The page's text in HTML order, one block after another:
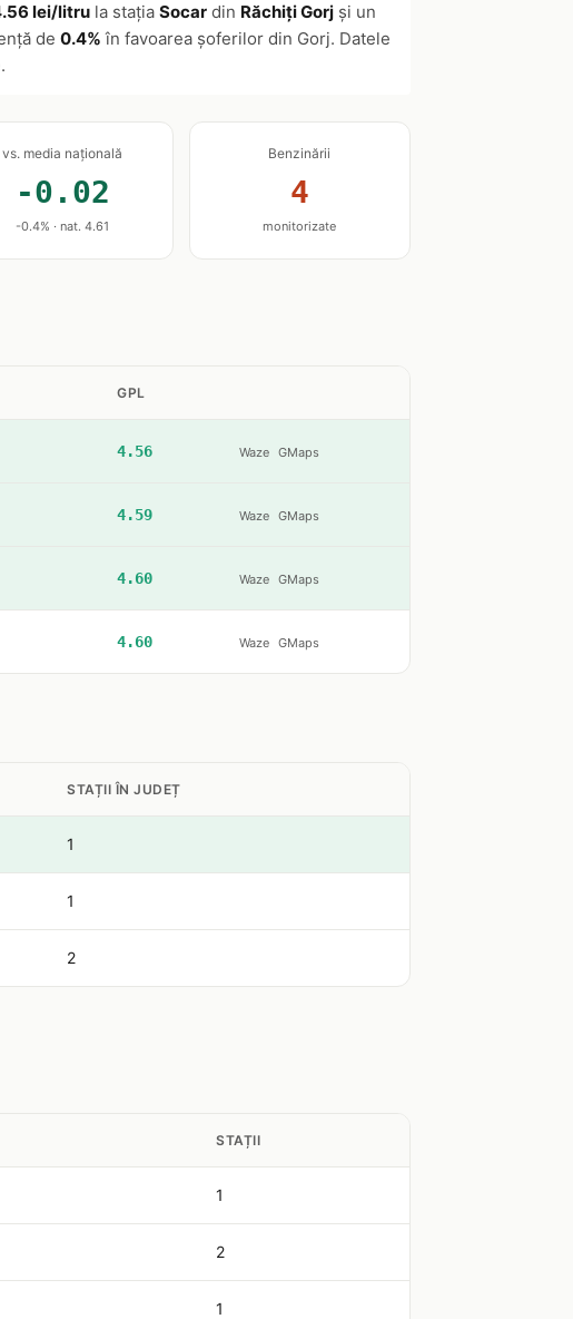
lei/litru la stația Socar din Răchiți Gorj și un
de 0.4% în favoarea șoferilor din Gorj. Datele
vs. media națională
-0.02
-0.4% · nat. 4.61
Benzinării
4
monitorizate
GPL
4.56 Waze GMaps
4.59 Waze GMaps
4.60 Waze GMaps
4.60 Waze GMaps
STAȚII ÎN JUDEȚ
1
1
2
STAȚII
1
2
1